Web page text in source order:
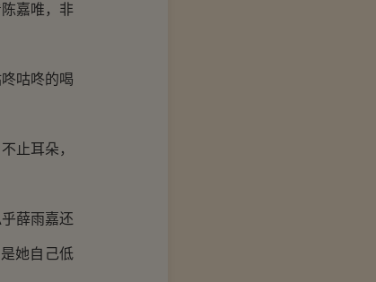
嘉唯，非
咕咚的喝
止耳朵，
薛雨嘉还
她自己低